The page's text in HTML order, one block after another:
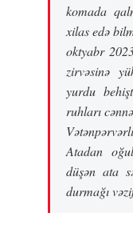
komada
xilas edə
oktyabr
zirvəsinə
yurdu
ruhları
Atadan
düşən ata
durmağı